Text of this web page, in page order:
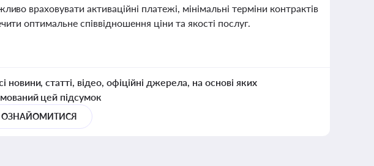
враховувати активаційні платежі, мінімальні терміни контрактів
оптимальне співвідношення ціни та якості послуг.
статті, відео, офіційні джерела, на основі яких
цей підсумок
ОЗНАЙОМИТИСЯ